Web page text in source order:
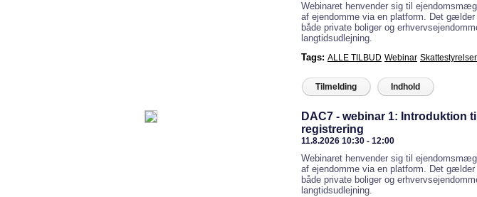
Webinaret henvender sig til
af ejendomme via en platform. Det
både private boliger og
langtidsudlejning.
Tags: ALLE TILBUD Webinar
Tilmelding Indhold
DAC7 - webinar 1: Introduktion
registrering
11.8.2026 10:30 - 12:00
Webinaret henvender sig til
af ejendomme via en platform. Det
både private boliger og
langtidsudlejning.